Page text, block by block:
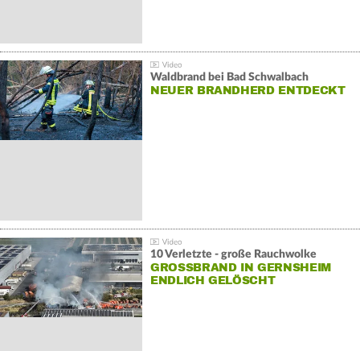
Waldbrand bei Bad Schwalbach
NEUER BRANDHERD ENTDECKT
10 Verletzte - große Rauchwolke
GROSSBRAND IN GERNSHEIM E
NDLICH GELÖSCHT